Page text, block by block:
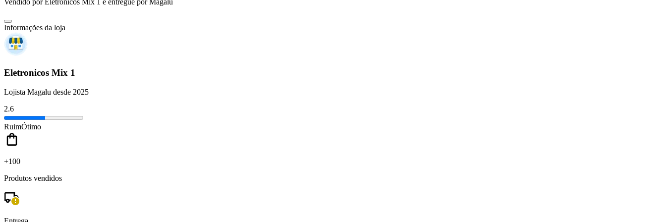
Vendido porEletronicos Mix 1 e entregue por Magalu
Informações da loja
Eletronicos Mix 1
Lojista Magalu desde 2025
2.6
RuimÓtimo
+100
Produtos vendidos